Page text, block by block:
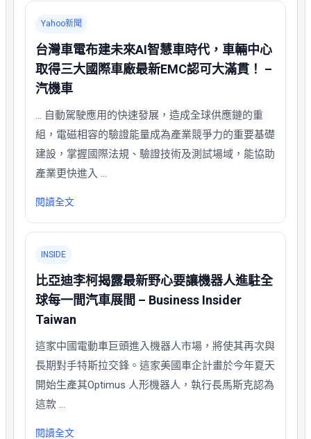
Yahoo新聞
台灣車電布建未來AI智慧車時代，車輛中心
取得三大國際車廠最新EMC認可大滿貫！ –
汽機車
… 自動駕駛應用的快速發展，造成全球供應鏈的重
組，電磁相容的驗證能量成為產業競爭力的重要基礎
建設，掌握國際法規、驗證技術及測試場域，能協助
產業更快進入 …
閱讀全文
INSIDE
比亞迪李柯揭露最新野心要讓機器人進駐全
球每一間汽車展間 – Business Insider
Taiwan
這家中國電動車巨頭進入機器人市場，將使其再次與
長期對手特斯拉交鋒。這家美國車企計畫於今年夏天
開始生產其Optimus 人形機器人，執行長馬斯克認為
這款 …
閱讀全文